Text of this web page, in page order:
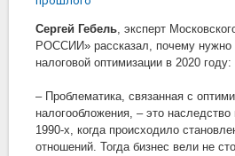
Сергей Гебель, эксперт
РОССИИ» рассказал, почему нужно
налоговой оптимизации в 2020 году:
– Проблематика, связанная с
налогообложения, –это наследство
1990-х, когда происходило
отношений. Тогда бизнес вели не